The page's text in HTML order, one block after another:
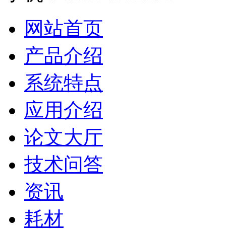
网站首页
产品介绍
系统特点
应用介绍
论文大厅
技术问答
资讯
耗材